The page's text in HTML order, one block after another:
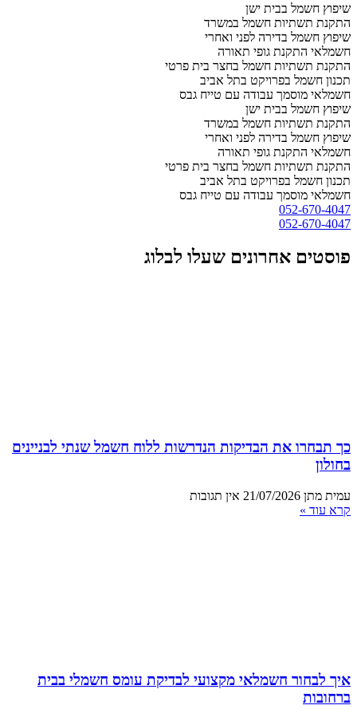
שיפוץ חשמל בבית ישן
התקנת תשתיות חשמל במשרד
שיפוץ חשמל בדירה לפני ואחרי
חשמלאי התקנת גופי תאורה
התקנת תשתיות חשמל בחצר בית פרטי
תכנון חשמל בפרויקט בתל אביב
חשמלאי מוסמך עבודה עם טייח גבס
שיפוץ חשמל בבית ישן
התקנת תשתיות חשמל במשרד
שיפוץ חשמל בדירה לפני ואחרי
חשמלאי התקנת גופי תאורה
התקנת תשתיות חשמל בחצר בית פרטי
תכנון חשמל בפרויקט בתל אביב
חשמלאי מוסמך עבודה עם טייח גבס
052-670-4047
052-670-4047
פוסטים אחרונים שעלו לבלוג
כך תבחרו את הבדיקות הנדרשות ללוח חשמל שנתי לבניינים
בחולון
עמית מתן 21/07/2026 אין תגובות
קרא עוד »
איך לבחור חשמלאי מקצועי לבדיקת עומס חשמלי בבית
ברחובות